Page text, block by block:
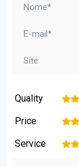
Quality 3
2
Price 3
2
Service 3
2